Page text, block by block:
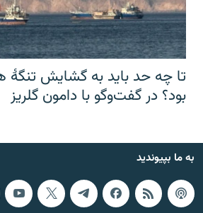
تا چه حد باید به گشایش تنگهٔ
بود؟ در گفت‌وگو با دامون گلریز
به ما بپیوندید